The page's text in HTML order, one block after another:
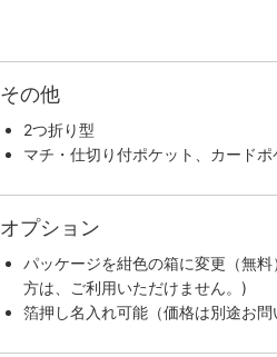
その他
2つ折り型
マチ・仕切り付ポケット、カード
オプション
パッケージを紺色の箱に変更（無
方は、ご利用いただけません。)
箔押し名入れ可能（価格は別途お問